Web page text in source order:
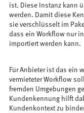
ist. Diese Instanz kann
werden. Damit diese
sie verschlüsselt im
dass ein Workflow nur
importiert werden kann.
Für Anbieter ist das ein
vermieteter Workflow
fremden Umgebungen
Kundenkennung hilft
Kundenkontext zu